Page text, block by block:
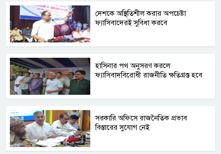
দেশকে অস্থিতিশীল করার অপচেষ্টা
ফ্যাসিবাদেরই সুবিধা করবে
হাসিনার পথ অনুসরণ করলে
ফ্যাসিবাদবিরোধী রাজনীতি ক্ষতিগ্রস্ত হবে
সরকারি অফিসে রাজনৈতিক প্রভাব
বিস্তারের সুযোগ নেই